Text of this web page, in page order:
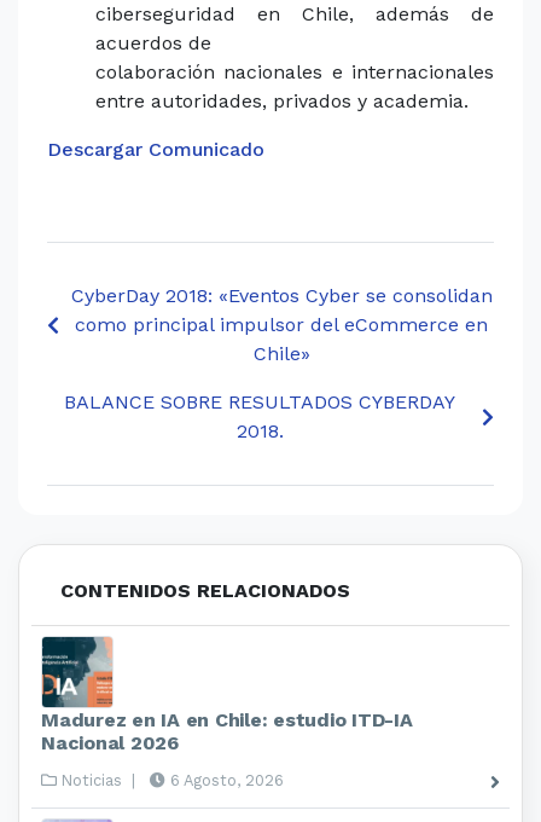
ciberseguridad en Chile, además de
acuerdos de
colaboración nacionales e internacionales
entre autoridades, privados y academia.
Descargar Comunicado
CyberDay 2018: «Eventos Cyber se consolidan
como principal impulsor del eCommerce en
Chile»
BALANCE SOBRE RESULTADOS CYBERDAY
2018.
CONTENIDOS RELACIONADOS
Madurez en IA en Chile: estudio ITD-IA
Nacional 2026
Noticias 6 Agosto, 2026